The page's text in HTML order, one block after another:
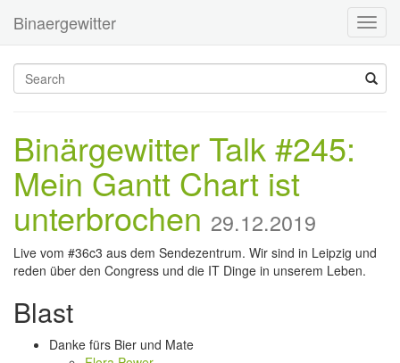
Binaergewitter
Binärgewitter Talk #245:
Mein Gantt Chart ist
unterbrochen 29.12.2019
Live vom #36c3 aus dem Sendezentrum. Wir sind in Leipzig und
reden über den Congress und die IT Dinge in unserem Leben.
Blast
Danke fürs Bier und Mate